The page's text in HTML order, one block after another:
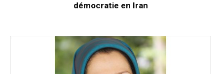
démocratie en Iran